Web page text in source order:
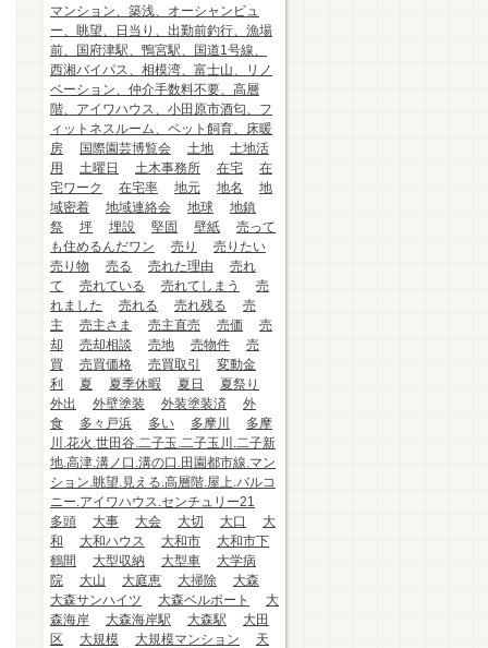
マンション、築浅、オーシャンビュ
ー、眺望、日当り、出勤前釣行、漁場
前、国府津駅、鴨宮駅、国道1号線、
西湘バイパス、相模湾、富士山、リノ
ベーション、仲介手数料不要、高層
階、アイワハウス、小田原市酒匂、フ
ィットネスルーム、ペット飼育、床暖
房
国際園芸博覧会 土地
土地活
用
土曜日 土木事務所 在宅
在
宅ワーク
在宅率 地元 地名
地
域密着
地域連絡会 地球
地鎮
祭
坪 埋設 堅固 壁紙
売って
も住めるんだワン
売り
売りたい
売り物
売る 売れた理由
売れ
て
売れている 売れてしまう
売
れました
売れる 売れ残る
売
主
売主さま 売主直売 売価
売
却
売却相談 売地 売物件
売
買
売買価格 売買取引
変動金
利
夏 夏季休暇 夏日
夏祭り
外出
外壁塗装 外装塗装済
外
食
多々戸浜 多い 多摩川
多摩
川.花火.世田谷.二子玉.二子玉川.二子新
地.高津.溝ノ口.溝の口.田園都市線.マン
ション.眺望.見える.高層階.屋上.バルコ
ニー.アイワハウス.センチュリー21
多頭
大事 大会 大切 大口
大
和
大和ハウス 大和市
大和市下
鶴間
大型収納 大型車
大学病
院
大山 大庭恵 大掃除
大森
大森サンハイツ
大森ベルポート
大
森海岸
大森海岸駅 大森駅
大田
区
大規模 大規模マンション
天